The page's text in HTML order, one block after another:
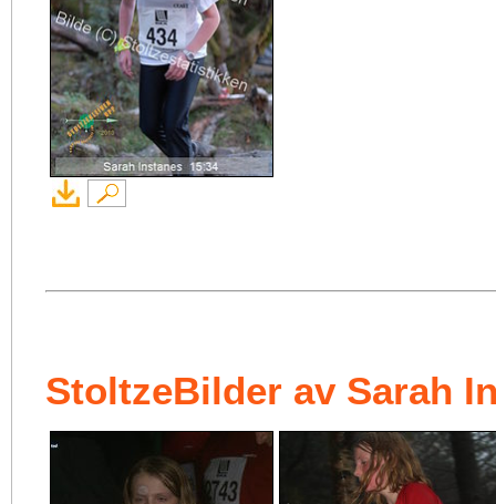
StoltzeBilder av Sarah